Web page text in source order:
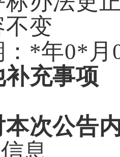
变
*年0*月
充事项
本次公告
息